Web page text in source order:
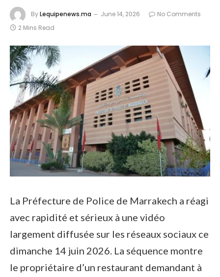
ByLequipenews.ma June 14, 2026
No Comments
2 Mins Read
La Préfecture de Police de Marrakech a réagi
avec rapidité et sérieux à une vidéo
largement diffusée sur les réseaux sociaux ce
dimanche 14 juin 2026. La séquence montre
le propriétaire d’un restaurant demandant à